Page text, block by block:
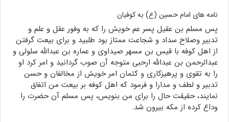
نامه های امام حسین (ع) به کوفیان
پس مسلم بن عقیل پسر عم خویش را که به وفور عقل و علم و
تدبیر وصلاح سداد و شجاعت ممتاز بود طلبید و برای بیعت گرفتن
از اهل کوفه با قیس بن مسهر صیداوی و عماره بن عبدالله سلولی و
عبدالرحمن بن عبدالله ارحبی متوجه آن صوب گردانید و امر کرد او
را به تقوی و پرهیزکاری و کتمان امر خویش از مخالفان و حسن
تدبیر و لطف و مدارا و فرمود که اهل کوفه بر بیعت من اتفاق
نمایند، حقیقت حال را برای من بنویس، پس مسلم آن حضرت را
وداع کرده از مکه بیرون شد.